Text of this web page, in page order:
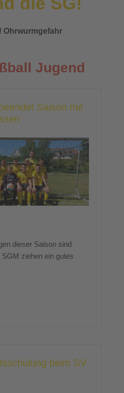
Ohrwurmgefahr
Jugend
Saison mit
dieser Saison sind
ziehen ein gutes
beim SV